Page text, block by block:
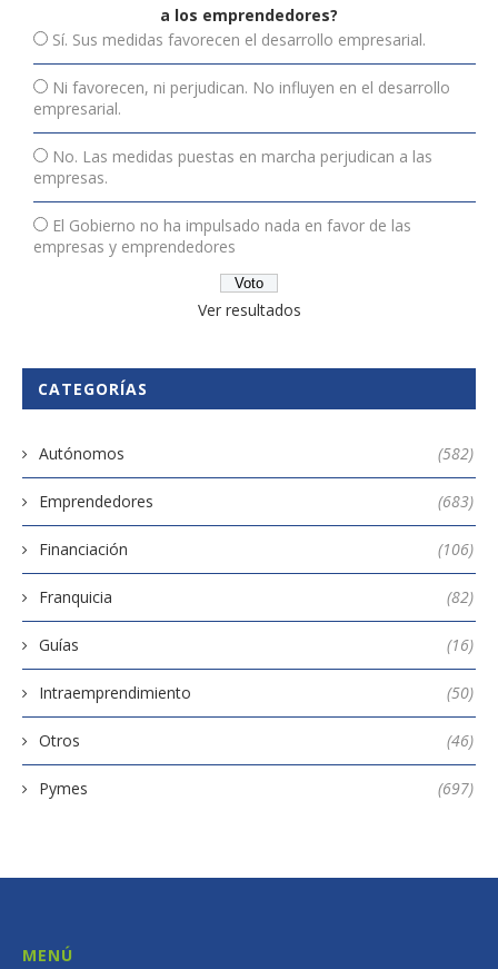
a los emprendedores?
Sí. Sus medidas favorecen el desarrollo empresarial.
Ni favorecen, ni perjudican. No influyen en el desarrollo
empresarial.
No. Las medidas puestas en marcha perjudican a las
empresas.
El Gobierno no ha impulsado nada en favor de las
empresas y emprendedores
Ver resultados
CATEGORÍAS
Autónomos (582)
Emprendedores (683)
Financiación (106)
Franquicia (82)
Guías (16)
Intraemprendimiento (50)
Otros (46)
Pymes (697)
MENÚ